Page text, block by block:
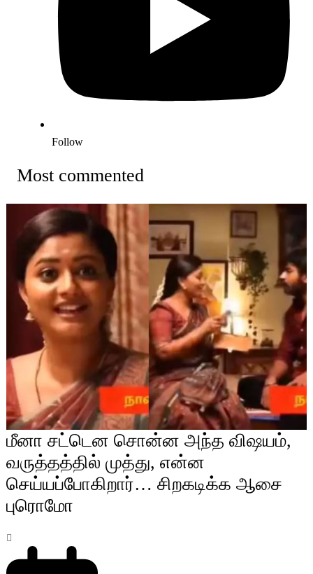
Follow
Most commented
மீனா சட்டென சொன்ன அந்த விஷயம்,
வருத்தத்தில் முத்து, என்ன
செய்யப்போகிறார்… சிறகடிக்க ஆசை
புரொமோ